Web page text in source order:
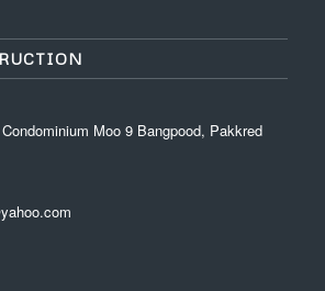
Moo 9 Bangpood, Pakkred